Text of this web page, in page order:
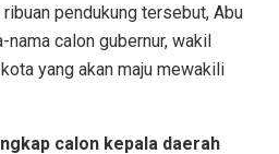
pendukung tersebut, Abu
nama calon gubernur, wakil
yang akan maju mewakili
calon kepala daerah